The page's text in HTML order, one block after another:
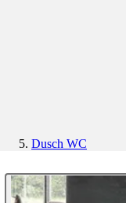
Dusch WC